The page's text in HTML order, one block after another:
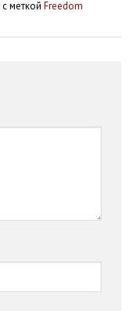
с меткой Freedom